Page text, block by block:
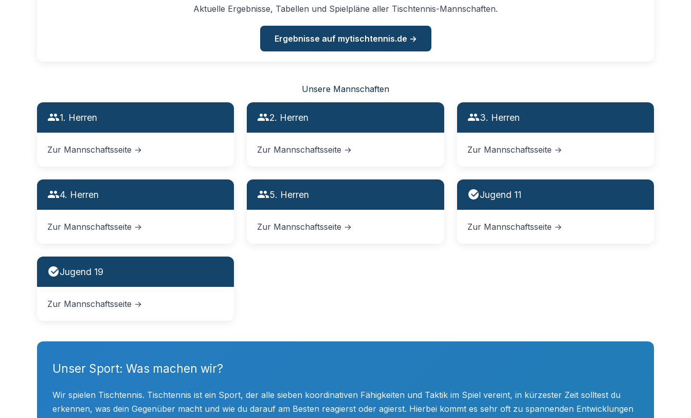
Aktuelle Ergebnisse, Tabellen und Spielpläne aller Tischtennis-Mannschaften.
Ergebnisse auf mytischtennis.de →
Unsere Mannschaften
1. Herren
Zur Mannschaftsseite →
2. Herren
Zur Mannschaftsseite →
3. Herren
Zur Mannschaftsseite →
4. Herren
Zur Mannschaftsseite →
5. Herren
Zur Mannschaftsseite →
Jugend 11
Zur Mannschaftsseite →
Jugend 19
Zur Mannschaftsseite →
Unser Sport: Was machen wir?
Wir spielen Tischtennis. Tischtennis ist ein Sport, der alle sieben koordinativen Fähigkeiten und Taktik im Spiel vereint, in kürzester Zeit solltest du
erkennen, was dein Gegenüber macht und wie du darauf am Besten reagierst oder agierst. Hierbei kommt es sehr oft zu spannenden Entwicklungen